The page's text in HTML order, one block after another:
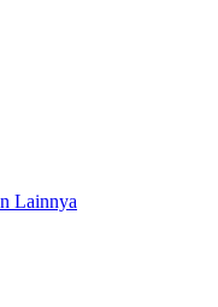
Lainnya